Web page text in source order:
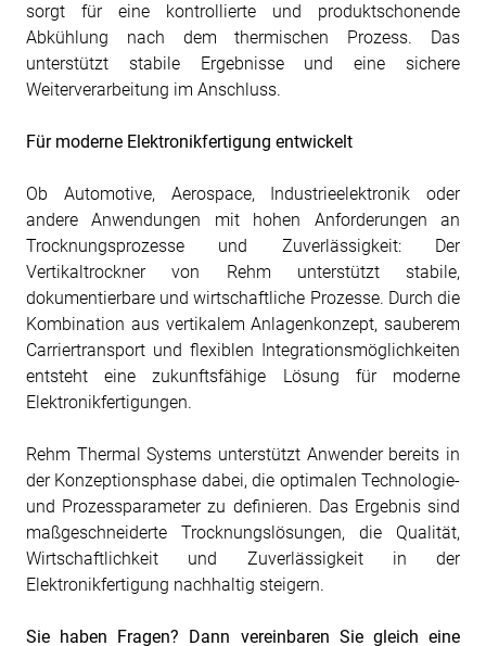
sorgt für eine kontrollierte und produktschonende
Abkühlung nach dem thermischen Prozess. Das
unterstützt stabile Ergebnisse und eine sichere
Weiterverarbeitung im Anschluss.
Für moderne Elektronikfertigung entwickelt
Ob Automotive, Aerospace, Industrieelektronik oder
andere Anwendungen mit hohen Anforderungen an
Trocknungsprozesse und Zuverlässigkeit: Der
Vertikaltrockner von Rehm unterstützt stabile,
dokumentierbare und wirtschaftliche Prozesse. Durch die
Kombination aus vertikalem Anlagenkonzept, sauberem
Carriertransport und flexiblen Integrationsmöglichkeiten
entsteht eine zukunftsfähige Lösung für moderne
Elektronikfertigungen.
Rehm Thermal Systems unterstützt Anwender bereits in
der Konzeptionsphase dabei, die optimalen Technologie-
und Prozessparameter zu definieren. Das Ergebnis sind
maßgeschneiderte Trocknungslösungen, die Qualität,
Wirtschaftlichkeit und Zuverlässigkeit in der
Elektronikfertigung nachhaltig steigern.
Sie haben Fragen? Dann vereinbaren Sie gleich eine